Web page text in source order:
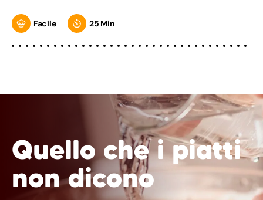
Facile 25 Min
Quello che i piatti
non dicono